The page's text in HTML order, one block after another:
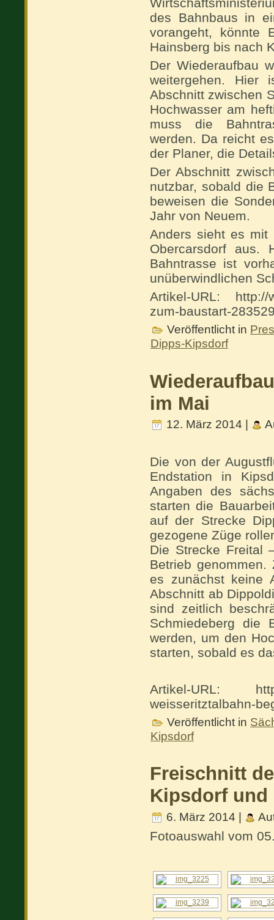
des Bahnbaus in
vorangeht, könnte
Hainsberg bis nach
Der Wiederaufbau
weitergehen. Hier
Abschnitt zwischen
Hochwasser am
muss die
werden. Da reicht
der Planer, die
Der Abschnitt
nutzbar, sobald die
beweisen die
Jahr von Neuem.
Anders sieht es mit
Obercarsdorf aus.
Bahntrasse ist
unüberwindlichen
Artikel-URL: http://
zum-baustart-
Veröffentlicht in
Dipps-Kipsdorf
im Mai
12. März 2014 |
Die von der
Endstation in
Angaben des
starten die
auf der Strecke
gezogene Züge
Die Strecke Freital
Betrieb
es zunächst keine
Abschnitt ab
sind zeitlich
Schmiedeberg die
werden, um den
starten, sobald es
Artikel-URL: http://
weisseritztalbahn-
Veröffentlicht in
Kipsdorf
Freischnitt
Kipsdorf
6. März 2014 |
Fotoauswahl vom